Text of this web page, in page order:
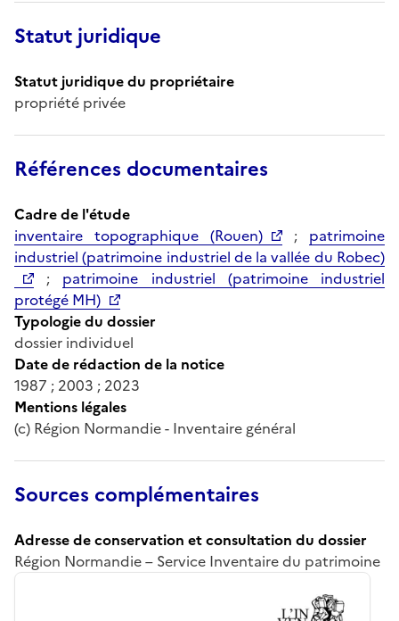
Statut juridique
Statut juridique du propriétaire
propriété privée
Références documentaires
Cadre de l'étude
inventaire topographique (Rouen)
; patrimoine
industriel (patrimoine industriel de la vallée du Robec)
; patrimoine industriel (patrimoine industriel
protégé MH)
Typologie du dossier
dossier individuel
Date de rédaction de la notice
1987 ; 2003 ; 2023
Mentions légales
(c) Région Normandie - Inventaire général
Sources complémentaires
Adresse de conservation et consultation du dossier
Région Normandie – Service Inventaire du patrimoine